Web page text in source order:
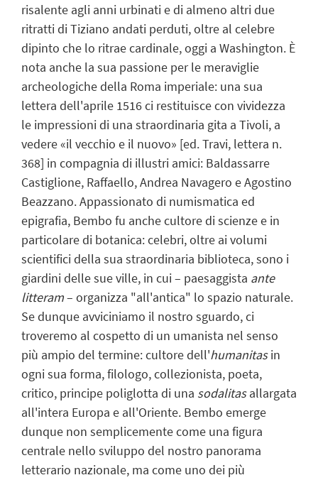
risalente agli anni urbinati e di almeno altri due
ritratti di Tiziano andati perduti, oltre al celebre
dipinto che lo ritrae cardinale, oggi a Washington. È
nota anche la sua passione per le meraviglie
archeologiche della Roma imperiale: una sua
lettera dell'aprile 1516 ci restituisce con vividezza
le impressioni di una straordinaria gita a Tivoli, a
vedere «il vecchio e il nuovo» [ed. Travi, lettera n.
368] in compagnia di illustri amici: Baldassarre
Castiglione, Raffaello, Andrea Navagero e Agostino
Beazzano. Appassionato di numismatica ed
epigrafia, Bembo fu anche cultore di scienze e in
particolare di botanica: celebri, oltre ai volumi
scientifici della sua straordinaria biblioteca, sono i
giardini delle sue ville, in cui – paesaggista ante
litteram– organizza "all'antica" lo spazio naturale.
Se dunque avviciniamo il nostro sguardo, ci
troveremo al cospetto di un umanista nel senso
più ampio del termine: cultore dell'humanitasin
ogni sua forma, filologo, collezionista, poeta,
critico, principe poliglotta di una sodalitasallargata
all'intera Europa e all'Oriente. Bembo emerge
dunque non semplicemente come una figura
centrale nello sviluppo del nostro panorama
letterario nazionale, ma come uno dei più